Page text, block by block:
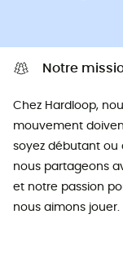
Notre
Chez Hardloop,
mouvement
soyez débutant ou
nous partageons
et notre passion
nous aimons jouer.